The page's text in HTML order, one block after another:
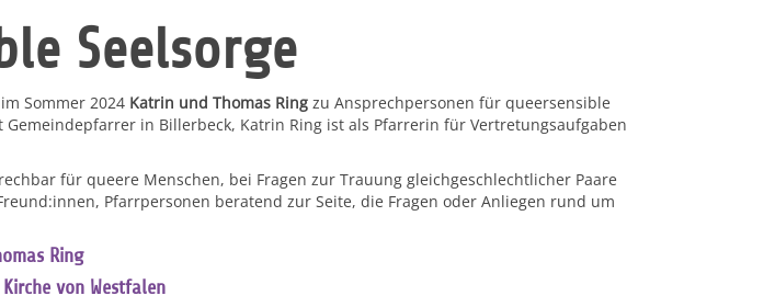
Seelsorge
Sommer 2024 Katrin und Thomas Ring zu Ansprechpersonen für queersensible
Gemeindepfarrer in Billerbeck, Katrin Ring ist als Pfarrerin für Vertretungsaufgaben
für queere Menschen, bei Fragen zur Trauung gleichgeschlechtlicher Paare
Pfarrpersonen beratend zur Seite, die Fragen oder Anliegen rund um
Ring
von Westfalen